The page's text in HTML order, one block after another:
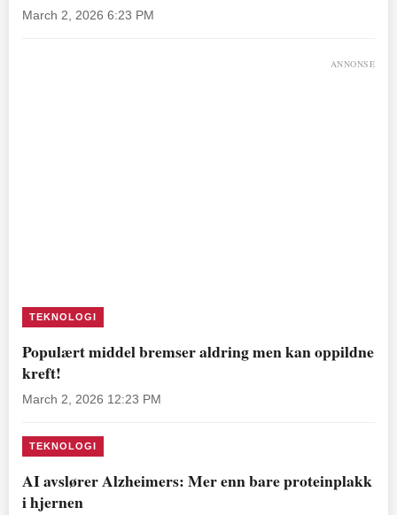
March 2, 2026 6:23 PM
ANNONSE
TEKNOLOGI
Populært middel bremser aldring men kan oppildne
kreft!
March 2, 2026 12:23 PM
TEKNOLOGI
AI avslører Alzheimers: Mer enn bare proteinplakk
i hjernen